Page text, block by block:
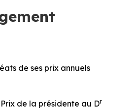
de ses prix annuels
de la présidente au Dr